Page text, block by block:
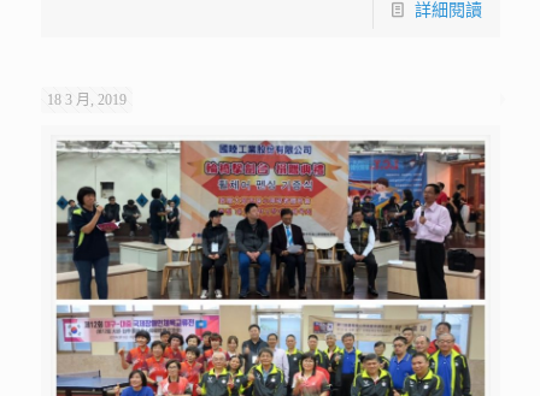
詳細閱讀
18 3 月, 2019